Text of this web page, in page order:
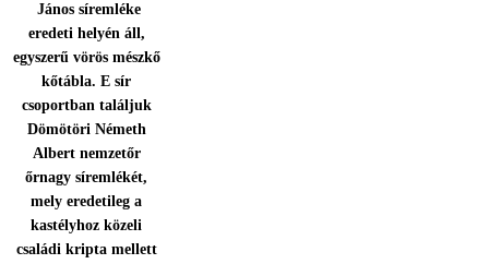
János síremléke
eredeti helyén áll,
egyszerű vörös mészkő
kőtábla. E sír
csoportban találjuk
Dömötöri Németh
Albert nemzetőr
őrnagy síremlékét,
mely eredetileg a
kastélyhoz közeli
családi kripta mellett